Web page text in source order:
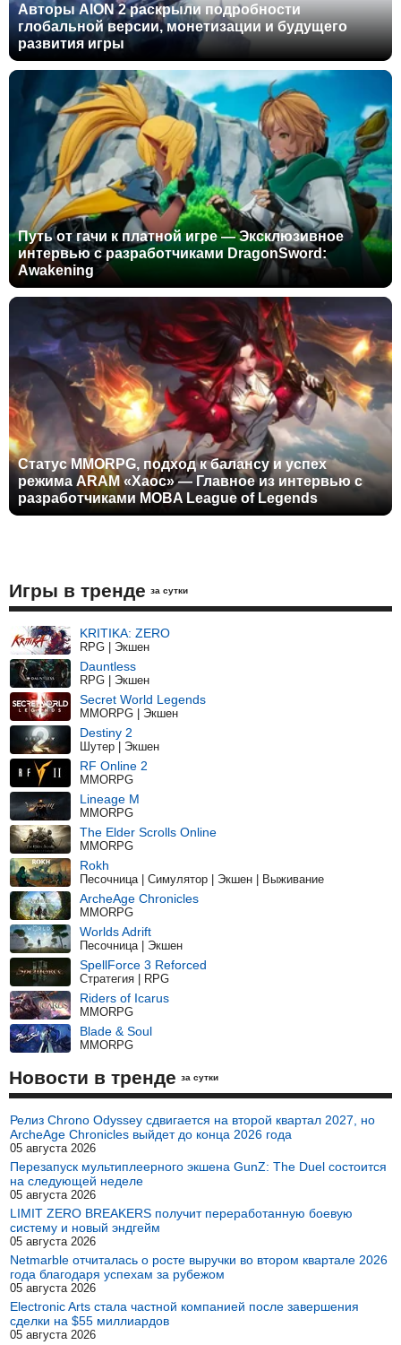
Авторы AION 2 раскрыли подробности
глобальной версии, монетизации и будущего
развития игры
Путь от гачи к платной игре — Эксклюзивное
интервью с разработчиками DragonSword:
Awakening
Статус MMORPG, подход к балансу и успех
режима ARAM «Хаос» — Главное из интервью с
разработчиками MOBA League of Legends
Игры в тренде за сутки
KRITIKA: ZERO
RPG | Экшен
Dauntless
RPG | Экшен
Secret World Legends
MMORPG | Экшен
Destiny 2
Шутер | Экшен
RF Online 2
MMORPG
Lineage M
MMORPG
The Elder Scrolls Online
MMORPG
Rokh
Песочница | Симулятор | Экшен | Выживание
ArcheAge Chronicles
MMORPG
Worlds Adrift
Песочница | Экшен
SpellForce 3 Reforced
Стратегия | RPG
Riders of Icarus
MMORPG
Blade & Soul
MMORPG
Новости в тренде за сутки
Релиз Chrono Odyssey сдвигается на второй квартал 2027, но
ArcheAge Chronicles выйдет до конца 2026 года
05 августа 2026
Перезапуск мультиплеерного экшена GunZ: The Duel состоится
на следующей неделе
05 августа 2026
LIMIT ZERO BREAKERS получит переработанную боевую
систему и новый эндгейм
05 августа 2026
Netmarble отчиталась о росте выручки во втором квартале 2026
года благодаря успехам за рубежом
05 августа 2026
Electronic Arts стала частной компанией после завершения
сделки на $55 миллиардов
05 августа 2026